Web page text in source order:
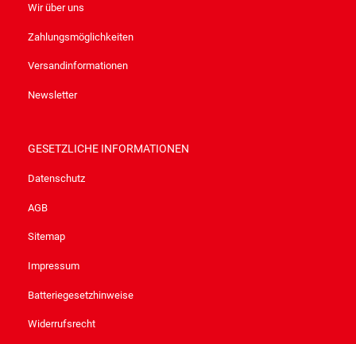
Wir über uns
Zahlungsmöglichkeiten
Versandinformationen
Newsletter
GESETZLICHE INFORMATIONEN
Datenschutz
AGB
Sitemap
Impressum
Batteriegesetzhinweise
Widerrufsrecht